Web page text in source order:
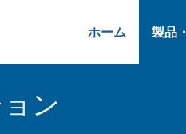
ホーム 製品
ン